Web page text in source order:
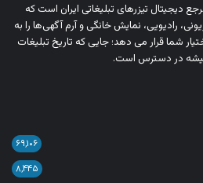
دیجیتال تیزرهای تبلیغاتی ایران است که
رادیویی، نمایش خانگی و آرم‌ آگهی‌ها را به‌
شما قرار می‌ دهد؛ جایی که تاریخ تبلیغات
در دسترس است.
۶۹,۱۰۶
۸,۴۴۵